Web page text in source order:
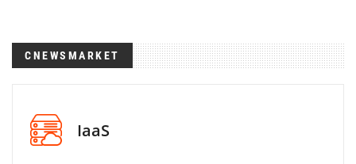
CNEWSMARKET
IaaS